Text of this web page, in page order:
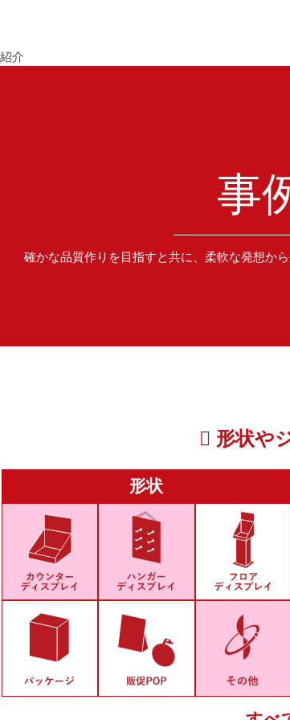
介
事
確かな品質作りを目指すと共に、柔軟な発想か
形状や
形状